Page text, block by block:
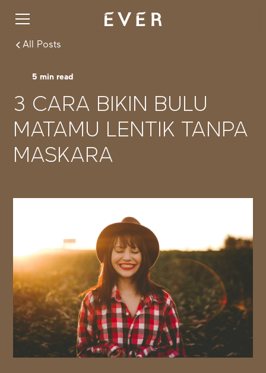
All Posts
5 min read
3 CARA BIKIN BULU
MATAMU LENTIK TANPA
MASKARA